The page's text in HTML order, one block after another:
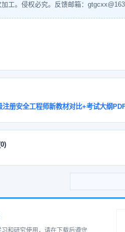
加工。侵权必究。反馈邮箱：
注册安全工程师新教材对比+考试大纲
0)
和研究使用，请在下载后遵守